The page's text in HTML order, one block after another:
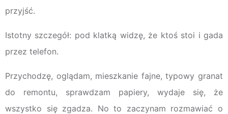
przyjść.
Istotny szczegół: pod klatką widzę, że ktoś stoi i gada
przez telefon.
Przychodzę, oglądam, mieszkanie fajne, typowy granat
do remontu, sprawdzam papiery, wydaje się, że
wszystko się zgadza. No to zaczynam rozmawiać o